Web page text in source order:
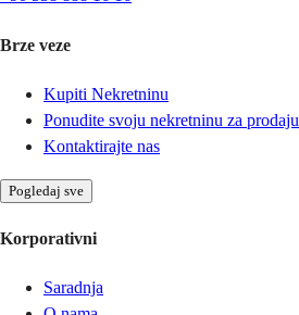
Brze veze
Kupiti Nekretninu
Ponudite svoju nekretninu za prodaju
Kontaktirajte nas
Pogledaj sve
Korporativni
Saradnja